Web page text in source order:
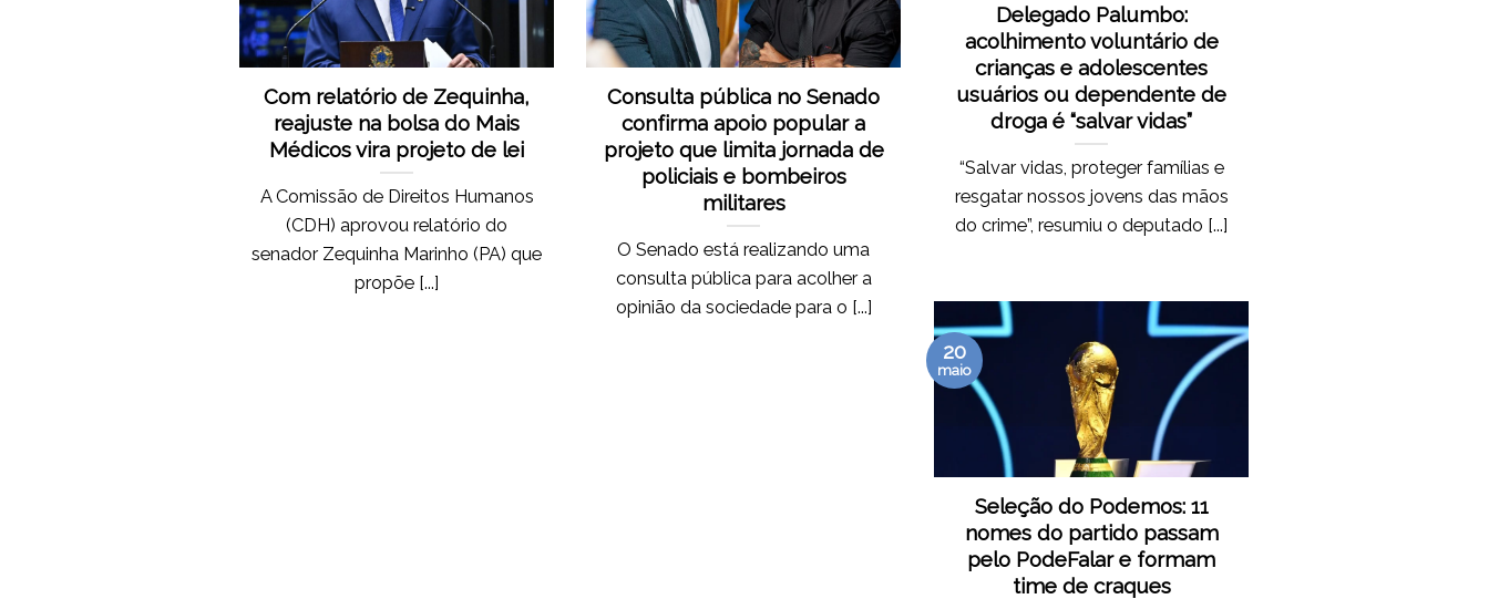
Delegado Palumbo:
acolhimento voluntário de
crianças e adolescentes
usuários ou dependente de
droga é “salvar vidas”
“Salvar vidas, proteger famílias e
resgatar nossos jovens das mãos
do crime”, resumiu o deputado [...]
Com relatório de Zequinha,
reajuste na bolsa do Mais
Médicos vira projeto de lei
A Comissão de Direitos Humanos
(CDH) aprovou relatório do
senador Zequinha Marinho (PA) que
propõe [...]
Consulta pública no Senado
confirma apoio popular a
projeto que limita jornada de
policiais e bombeiros
militares
O Senado está realizando uma
consulta pública para acolher a
opinião da sociedade para o [...]
Seleção do Podemos: 11
nomes do partido passam
pelo PodeFalar e formam
time de craques
20
maio